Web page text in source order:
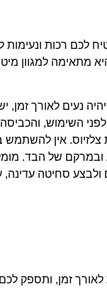
לכם רכות ונעימות
מתאימה למגוון
נעים לאורך זמן,
השימוש, והכביסה
שלא תעלה על 30 מעלות צלזיוס. אין
ובמרקם של הבד.
ולבצע סחיטה עדינה,
זמן, ותספק